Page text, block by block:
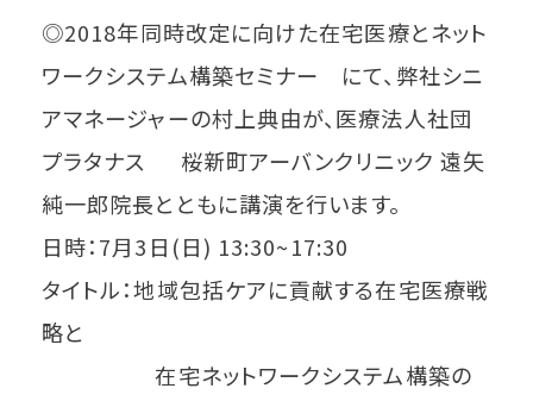
◎2018年同時改定に向けた在宅医療とネット
ワークシステム構築セミナー にて、弊社シニ
アマネージャーの村上典由が、医療法人社団
プラタナス 桜新町アーバンクリニック 遠矢
純一郎院長とともに講演を行います。
日時：7月3日(日) 13:30~17:30
タイトル：地域包括ケアに貢献する在宅医療戦
略と
在宅ネットワークシステム構築の